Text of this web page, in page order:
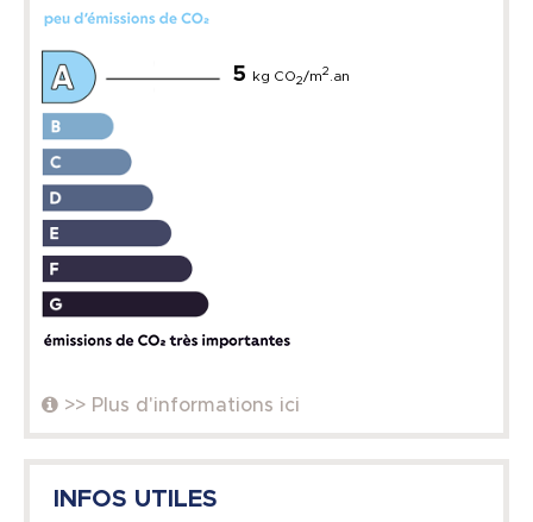
5 kg CO2/m2 .an
>> Plus d'informations ici
INFOS UTILES